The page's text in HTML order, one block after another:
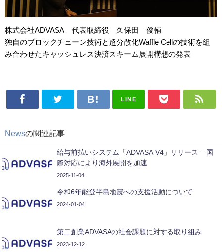
株式会社ADVASA 代表取締役 久保田 俊輔
独自のブロックチェーン技術と超分散化Waffle Cellの技術を組
み合わせたキャッシュレス決済スキーム展開構想の発表
LINE
Newsの関連記事
給与前払いシステム「ADVASA V4」リリース – 国
際対応により海外展開を加速
2025-11-04
令和6年能登半島地震への支援活動について
2024-01-04
第二創業ADVASAの社会課題に対する取り組み
2023-12-12